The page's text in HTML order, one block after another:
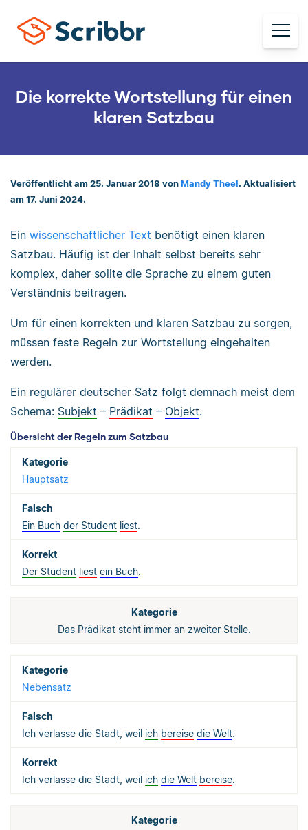
Die korrekte Wortstellung für einen
klaren Satzbau
Veröffentlicht am 25. Januar 2018 von Mandy Theel. Aktualisiert
am 17. Juni 2024.
Ein wissenschaftlicher Text benötigt einen klaren
Satzbau. Häufig ist der Inhalt selbst bereits sehr
komplex, daher sollte die Sprache zu einem guten
Verständnis beitragen.
Um für einen korrekten und klaren Satzbau zu sorgen,
müssen feste Regeln zur Wortstellung eingehalten
werden.
Ein regulärer deutscher Satz folgt demnach meist dem
Schema: Subjekt – Prädikat – Objekt.
Übersicht der Regeln zum Satzbau
Hauptsatz
Ein Buch der Student liest.
Der Student liest ein Buch.
Das Prädikat steht immer an zweiter Stelle.
Nebensatz
Ich verlasse die Stadt, weil ich bereise die Welt.
Ich verlasse die Stadt, weil ich die Welt bereise.